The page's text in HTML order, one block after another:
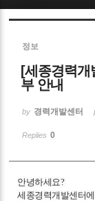
정보
[세종경력개
부 안내
by 경력개발센터
Replies 0
안녕하세요?
세종경력개발센터